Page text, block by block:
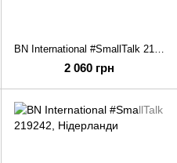
2 060 грн